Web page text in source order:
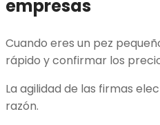
empresas
Cuando eres un pez
rápido y confirmar los
La agilidad de las firmas
razón.